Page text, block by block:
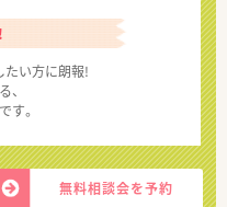
たい方に朗報!
す。
無料相談会を予約